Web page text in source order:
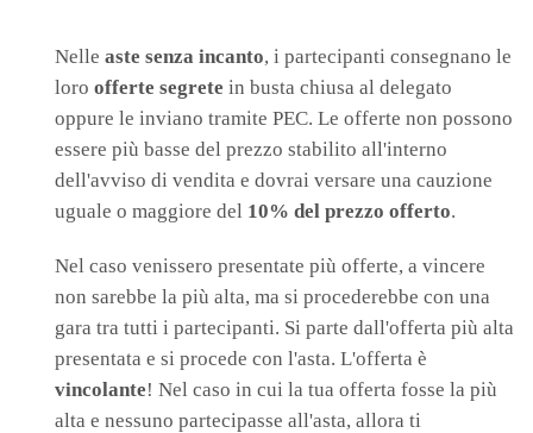
Nelle aste senza incanto, i partecipanti consegnano le
loro offerte segrete in busta chiusa al delegato
oppure le inviano tramite PEC. Le offerte non possono
essere più basse del prezzo stabilito all'interno
dell'avviso di vendita e dovrai versare una cauzione
uguale o maggiore del 10% del prezzo offerto.
Nel caso venissero presentate più offerte, a vincere
non sarebbe la più alta, ma si procederebbe con una
gara tra tutti i partecipanti. Si parte dall'offerta più alta
presentata e si procede con l'asta. L'offerta è
vincolante! Nel caso in cui la tua offerta fosse la più
alta e nessuno partecipasse all'asta, allora ti